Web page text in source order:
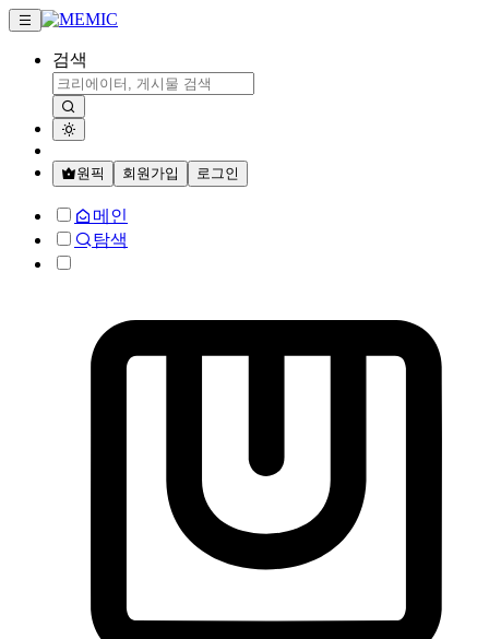
검색
원픽 회원가입 로그인
메인
탐색